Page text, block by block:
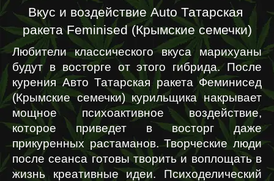
Вкус и воздействие Auto Татарская
ракета Feminised (Крымские семечки)
Любители классического вкуса марихуаны
будут в восторге от этого гибрида. После
курения Авто Татарская ракета Феминисед
(Крымские семечки) курильщика накрывает
мощное психоактивное воздействие,
которое приведет в восторг даже
прикуренных растаманов. Творческие люди
после сеанса готовы творить и воплощать в
жизнь креативные идеи. Психоделический